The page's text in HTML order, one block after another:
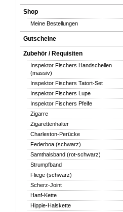
Shop
Meine Bestellungen
Gutscheine
Zubehör / Requisiten
Inspektor Fischers Handschellen
(massiv)
Inspektor Fischers Tatort-Set
Inspektor Fischers Lupe
Inspektor Fischers Pfeife
Zigarre
Zigarettenhalter
Charleston-Perücke
Federboa (schwarz)
Samthalsband (rot-schwarz)
Strumpfband
Fliege (schwarz)
Scherz-Joint
Hanf-Kette
Hippie-Halskette